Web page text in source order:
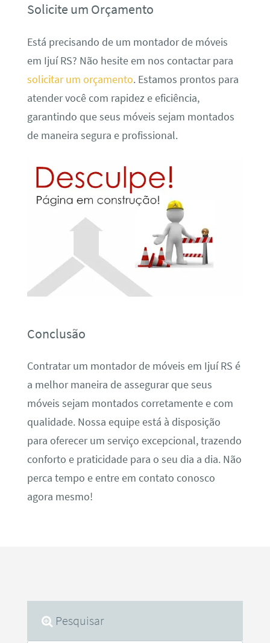
Solicite um Orçamento
Está precisando de um montador de móveis
em Ijuí RS? Não hesite em nos contactar para
solicitar um orçamento. Estamos prontos para
atender você com rapidez e eficiência,
garantindo que seus móveis sejam montados
de maneira segura e profissional.
Conclusão
Contratar um montador de móveis em Ijuí RS é
a melhor maneira de assegurar que seus
móveis sejam montados corretamente e com
qualidade. Nossa equipe está à disposição
para oferecer um serviço excepcional, trazendo
conforto e praticidade para o seu dia a dia. Não
perca tempo e entre em contato conosco
agora mesmo!
Pesquisar